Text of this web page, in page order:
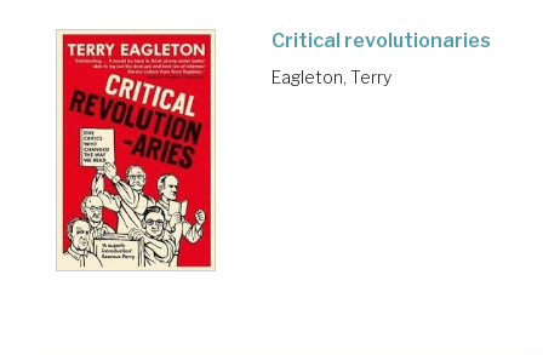
Critical revolutionaries
Eagleton, Terry